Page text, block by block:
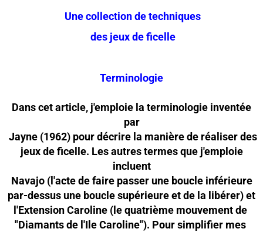
Une collection de techniques
des jeux de ficelle
Terminologie
Dans cet article, j'emploie la terminologie inventée
par
Jayne (1962) pour décrire la manière de réaliser des
jeux de ficelle. Les autres termes que j'emploie
incluent
Navajo (l'acte de faire passer une boucle inférieure
par-dessus une boucle supérieure et de la libérer) et
l'Extension Caroline (le quatrième mouvement de
"Diamants de l'Ile Caroline"). Pour simplifier mes